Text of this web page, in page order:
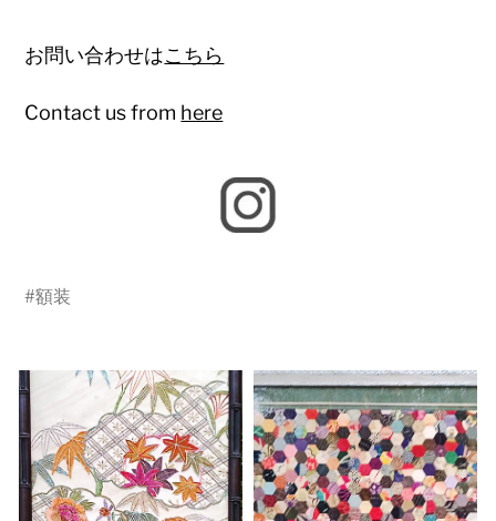
お問い合わせはこちら
Contact us from here
#額装